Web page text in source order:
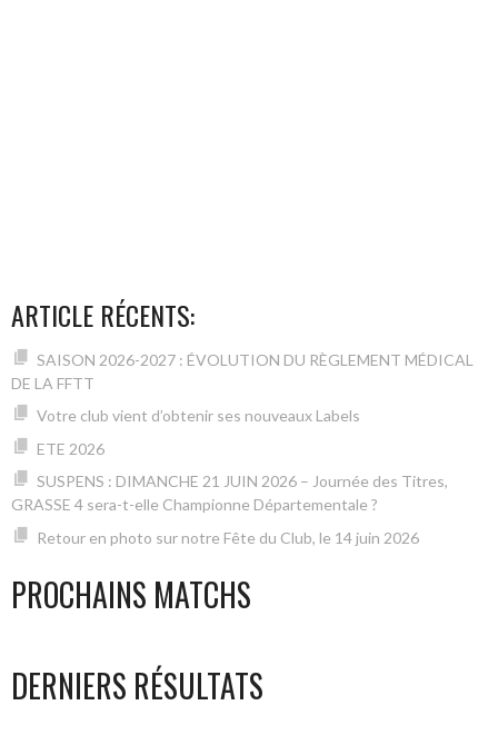
ARTICLE RÉCENTS:
SAISON 2026-2027 : ÉVOLUTION DU RÈGLEMENT MÉDICAL
DE LA FFTT
Votre club vient d’obtenir ses nouveaux Labels
ETE 2026
SUSPENS : DIMANCHE 21 JUIN 2026 – Journée des Titres,
GRASSE 4 sera-t-elle Championne Départementale ?
Retour en photo sur notre Fête du Club, le 14 juin 2026
PROCHAINS MATCHS
DERNIERS RÉSULTATS